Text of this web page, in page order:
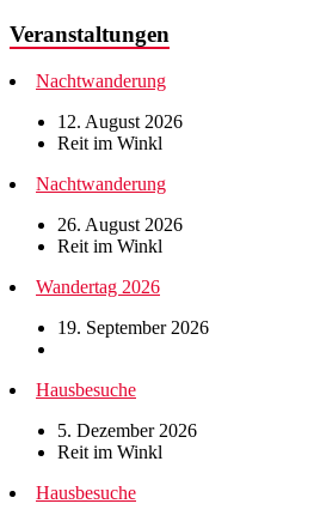
Veranstaltungen
Nachtwanderung
12. August 2026
Reit im Winkl
Nachtwanderung
26. August 2026
Reit im Winkl
Wandertag 2026
19. September 2026
Hausbesuche
5. Dezember 2026
Reit im Winkl
Hausbesuche